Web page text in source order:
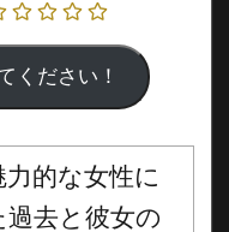
的な女性に
過去と彼女の